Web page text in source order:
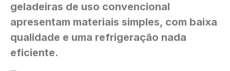
geladeiras de uso convencional
apresentam materiais simples, com baixa
qualidade e uma refrigeração nada
eficiente.